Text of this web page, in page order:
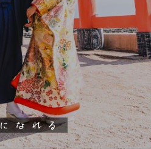
になれる